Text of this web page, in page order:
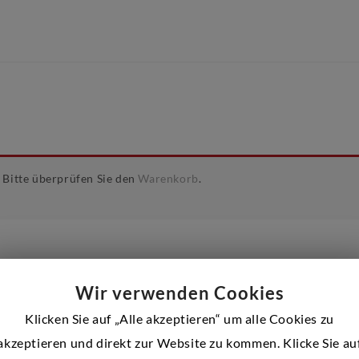
Bitte überprüfen Sie denWarenkorb.
Almaira Shop developed by ThemeHunk
Wir verwenden Cookies
Klicken Sie auf „Alle akzeptieren“ um alle Cookies zu
und direkt zur Website zu kommen. Klicke Sie